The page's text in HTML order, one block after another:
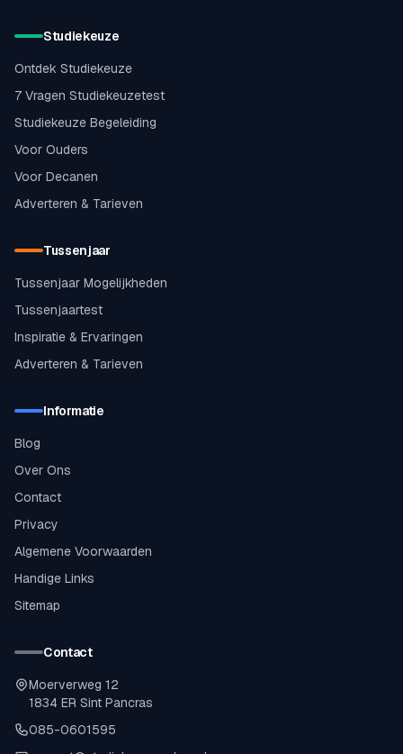
Studiekeuze
Ontdek Studiekeuze
7 Vragen Studiekeuzetest
Studiekeuze Begeleiding
Voor Ouders
Voor Decanen
Adverteren & Tarieven
Tussenjaar
Tussenjaar Mogelijkheden
Tussenjaartest
Inspiratie & Ervaringen
Adverteren & Tarieven
Informatie
Blog
Over Ons
Contact
Privacy
Algemene Voorwaarden
Handige Links
Sitemap
Contact
Moerverweg 12
1834 ER Sint Pancras
085-0601595